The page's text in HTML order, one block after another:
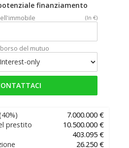
finanziamento
(In €)
del mutuo
7.000.000 €
prestito
10.500.000 €
403.095 €
26.250 €